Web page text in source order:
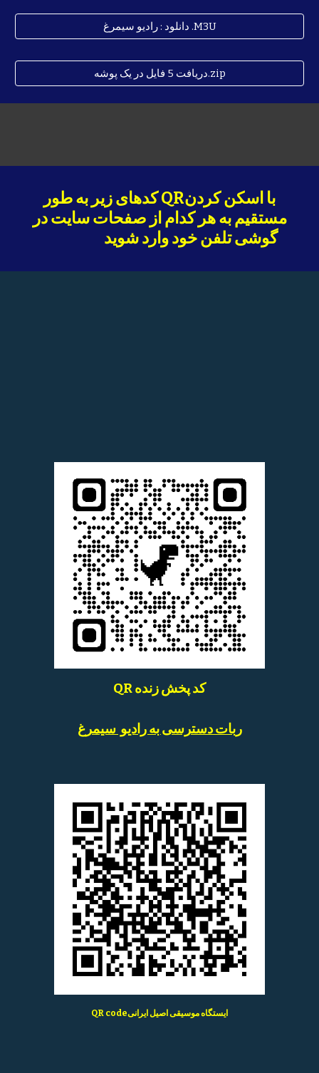
دانلود : رادیو سیمرغ .M3U
دریافت 5 فایل در یک پوشه.zip
با اسکن کردنQR کدهای زیر به طور
مستقیم به هر کدام از صفحات سایت در
گوشی تلفن خود وارد شوید
QR کد پخش زنده
ربات دسترسی به رادیو سیمرغ
QR codeایستگاه موسیقی اصیل ایرانی